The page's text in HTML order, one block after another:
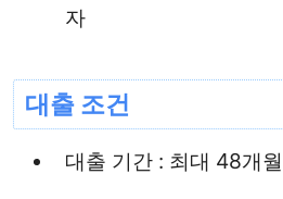
자
대출 조건
대출 기간 : 최대 48개월